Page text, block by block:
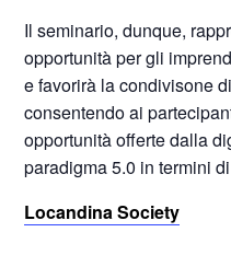
Il seminario, dunque,
opportunità per gli
e favorirà la condivisone
consentendo ai
opportunità offerte dalla
paradigma 5.0 in termini
Locandina Society